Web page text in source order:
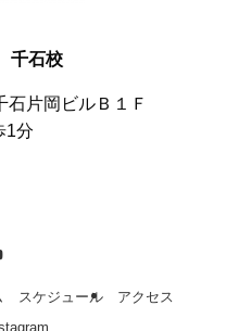
千石校
片岡ビルＢ１Ｆ
1分
スケジュール
アクセス